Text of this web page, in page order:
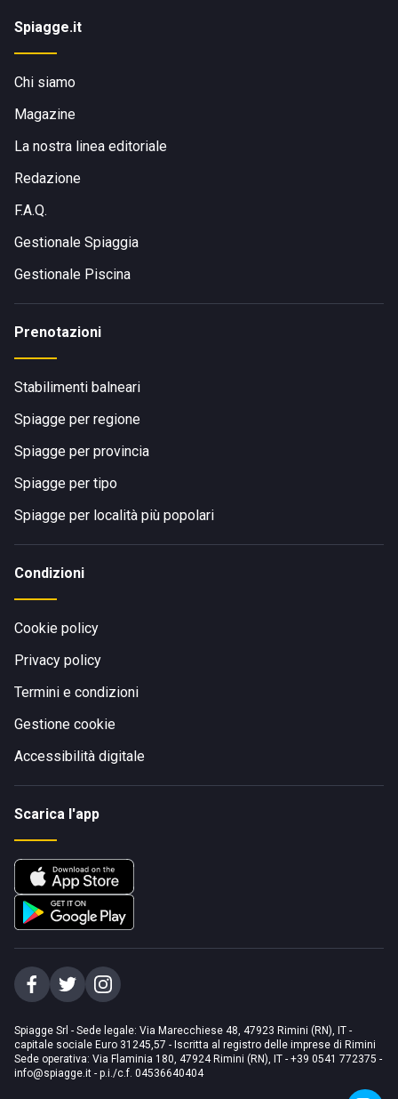
Spiagge.it
Chi siamo
Magazine
La nostra linea editoriale
Redazione
F.A.Q.
Gestionale Spiaggia
Gestionale Piscina
Prenotazioni
Stabilimenti balneari
Spiagge per regione
Spiagge per provincia
Spiagge per tipo
Spiagge per località più popolari
Condizioni
Cookie policy
Privacy policy
Termini e condizioni
Gestione cookie
Accessibilità digitale
Scarica l'app
Spiagge Srl - Sede legale: Via Marecchiese 48, 47923 Rimini (RN), IT -
capitale sociale Euro 31245,57 - Iscritta al registro delle imprese di Rimini
Sede operativa: Via Flaminia 180, 47924 Rimini (RN), IT - +39 0541 772375 -
info@spiagge.it - p.i./c.f. 04536640404